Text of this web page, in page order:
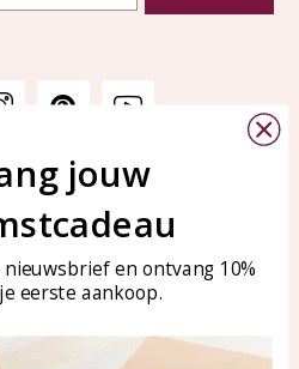
KAYA Sieraden
Bellen of WhatsApp Ma-Vr
tussen 09:00-17:00
Tel: 0850003187
WhatsApp: 0850003187
klantenservice@kayasierade
jouw
en ontvang 10%
eerste aankoop.